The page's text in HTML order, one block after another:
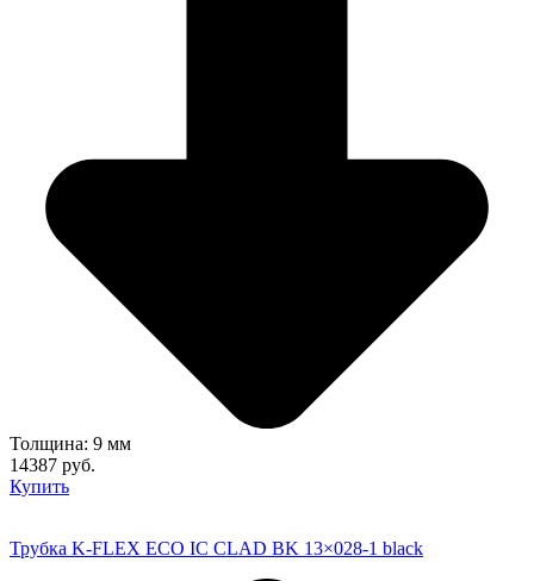
Толщина: 9 мм
14387 руб.
Купить
Трубка K-FLEX ECO IC CLAD BK 13×028-1 black